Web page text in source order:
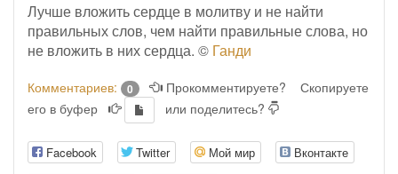
Лучше вложить сердце в молитву и не найти
правильных слов, чем найти правильные слова, но
не вложить в них сердца. © Ганди
Комментариев: 0 Прокомментируете?
Скопируете
его в буфер
или поделитесь?
Facebook Twitter Мой мир
Вконтакте